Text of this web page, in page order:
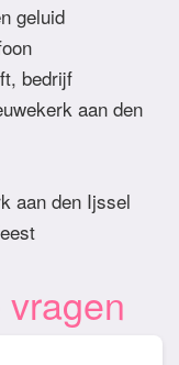
geluid
bedrijf
aan den
aan den Ijssel